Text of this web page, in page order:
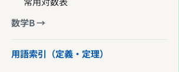
数学B →
用語索引（定義・定理）